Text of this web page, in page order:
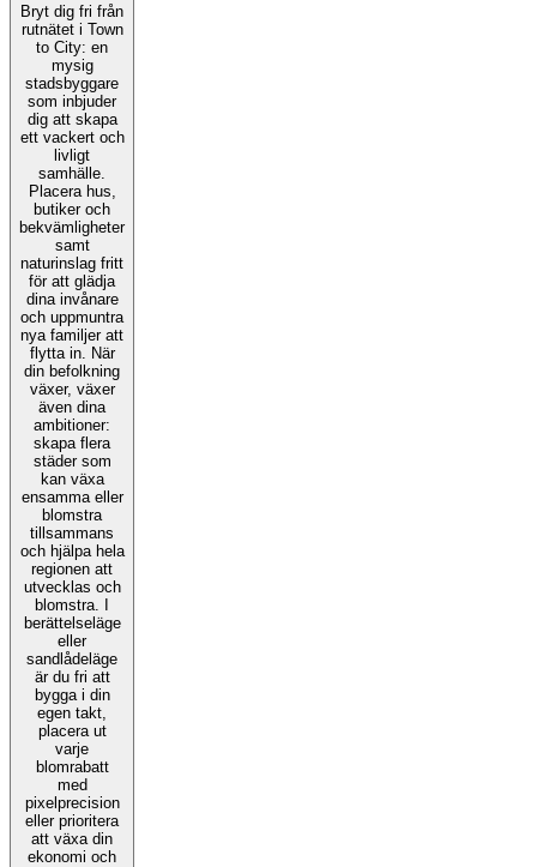
Bryt dig fri från
rutnätet i Town
to City: en
mysig
stadsbyggare
som inbjuder
dig att skapa
ett vackert och
livligt
samhälle.
Placera hus,
butiker och
bekvämligheter
samt
naturinslag fritt
för att glädja
dina invånare
och uppmuntra
nya familjer att
flytta in. När
din befolkning
växer, växer
även dina
ambitioner:
skapa flera
städer som
kan växa
ensamma eller
blomstra
tillsammans
och hjälpa hela
regionen att
utvecklas och
blomstra. I
berättelseläge
eller
sandlådeläge
är du fri att
bygga i din
egen takt,
placera ut
varje
blomrabatt
med
pixelprecision
eller prioritera
att växa din
ekonomi och